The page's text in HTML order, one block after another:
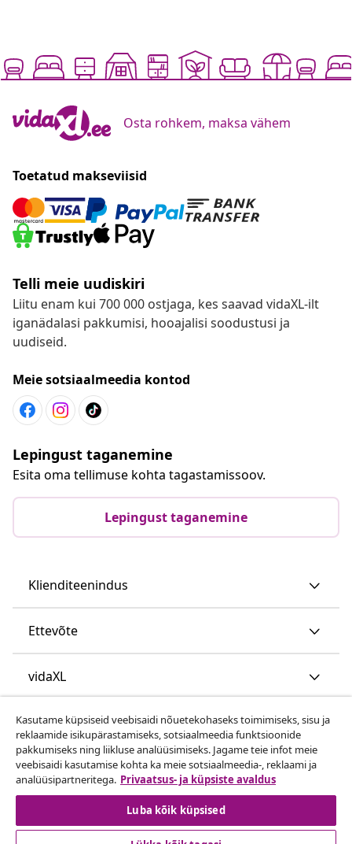
Osta rohkem, maksa vähem
Toetatud makseviisid
Telli meie uudiskiri
Liitu enam kui 700 000 ostjaga, kes saavad vidaXL-ilt
iganädalasi pakkumisi, hooajalisi soodustusi ja
uudiseid.
Meie sotsiaalmeedia kontod
Lepingust taganemine
Esita oma tellimuse kohta tagastamissoov.
Lepingust taganemine
Klienditeenindus
Ettevõte
vidaXL
Vaata rohkem
Kasutame küpsiseid veebisaidi nõuetekohaseks toimimiseks, sisu ja
reklaamide isikupärastamiseks, sotsiaalmeedia funktsioonide
pakkumiseks ning liikluse analüüsimiseks. Jagame teie infot meie
veebisaidi kasutamise kohta ka meie sotsiaalmeedia-, reklaami ja
analüüsipartneritega. Privaatsus- ja küpsiste avaldus
Luba kõik küpsised